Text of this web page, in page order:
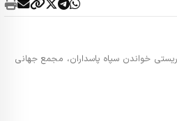
خواندن سپاه پاسداران، مجمع جهانی